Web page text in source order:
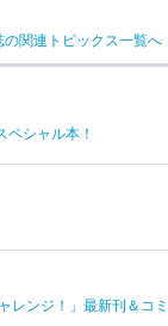
の関連トピックス一覧へ
シャル本！
レンジ！」最新刊＆コミ